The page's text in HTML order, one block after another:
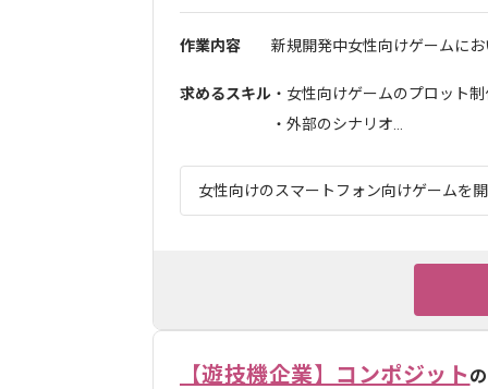
作業内容 新規開発中女性向けゲームに
求めるスキル ・女性向けゲームのプロット
・外部のシナリオ...
女性向けのスマートフォン向けゲームを
【遊技機企業】コンポジット